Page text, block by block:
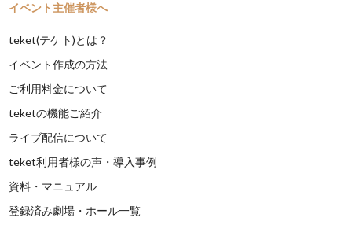
イベント主催者様へ
teket(テケト)とは？
イベント作成の方法
ご利用料金について
teketの機能ご紹介
ライブ配信について
teket利用者様の声・導入事例
資料・マニュアル
登録済み劇場・ホール一覧